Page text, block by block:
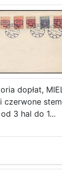
dopłat,
3 hal do 1...